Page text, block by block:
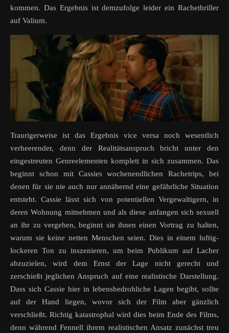
kommen. Das Ergebnis ist demzufolge leider ein Rachethriller
auf Valium.
Traurigerweise ist das Ergebnis vice versa noch wesentlich
verheerender, denn der Realitätsanspruch bricht unter den
eingestreuten Genreelementen komplett in sich zusammen. Das
beginnt schon mit Cassies wochenendlichen Rachetrips, bei
denen für sie nie auch nur annähernd eine gefährliche Situation
entsteht. Cassie lässt sich von potentiellen Vergewaltigern, in
deren Wohnung mitnehmen und als diese anfangen sich sexuell
an ihr zu vergehen, beginnt sie ihnen einen Vortrag zu halten,
warum sie keine netten Menschen seien. Dies in einem luftig-
lockeren Ton zu inszenieren, um beim Publikum auf Lacher
abzuzielen, wird dem Ernst der Lage nicht gerecht und
zerschießt jeglichen Anspruch auf eine realistische Darstellung.
Dass sich Cassie hier in lebensbedrohliche Lagen begibt, sollte
auf der Hand liegen, wovor sich der Film aber gänzlich
verschließt. Richtig katastrophal wird dies beim Ende des Films,
denn während Fennell ihrem realistischen Ansatz zunächst treu